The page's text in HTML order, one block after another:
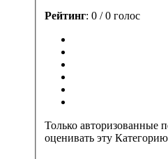
Рейтинг: 0 / 0 голос
Только авторизованные
оценивать эту Категорию